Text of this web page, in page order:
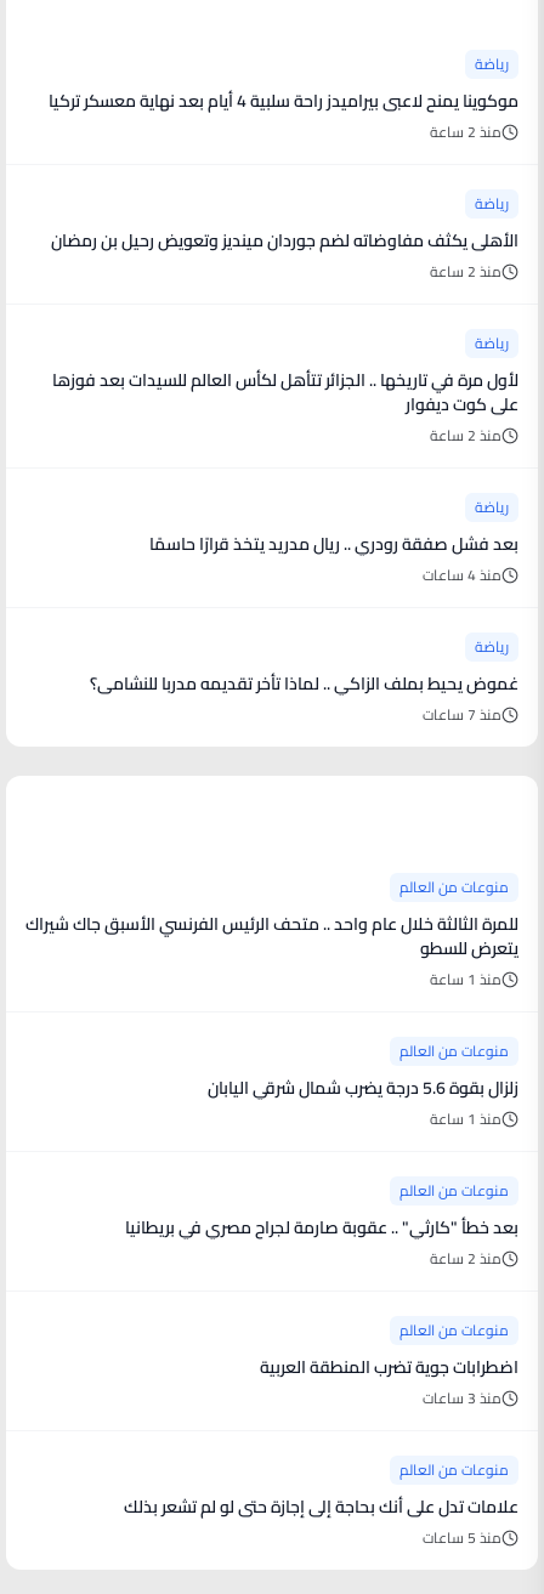
رياضة
موكوينا يمنح لاعبى بيراميدز راحة سلبية 4 أيام بعد نهاية معسكر تركيا
منذ 2 ساعة
رياضة
الأهلى يكثف مفاوضاته لضم جوردان مينديز وتعويض رحيل بن رمضان
منذ 2 ساعة
رياضة
لأول مرة في تاريخها .. الجزائر تتأهل لكأس العالم للسيدات بعد فوزها
على كوت ديفوار
منذ 2 ساعة
رياضة
بعد فشل صفقة رودري .. ريال مدريد يتخذ قرارًا حاسمًا
منذ 4 ساعات
رياضة
غموض يحيط بملف الزاكي .. لماذا تأخر تقديمه مدربا للنشامى؟
منذ 7 ساعات
منوعات من العالم
للمرة الثالثة خلال عام واحد .. متحف الرئيس الفرنسي الأسبق جاك شيراك
يتعرض للسطو
منذ 1 ساعة
منوعات من العالم
زلزال بقوة 5.6 درجة يضرب شمال شرقي اليابان
منذ 1 ساعة
منوعات من العالم
بعد خطأ "كارثي" .. عقوبة صارمة لجراح مصري في بريطانيا
منذ 2 ساعة
منوعات من العالم
اضطرابات جوية تضرب المنطقة العربية
منذ 3 ساعات
منوعات من العالم
علامات تدل على أنك بحاجة إلى إجازة حتى لو لم تشعر بذلك
منذ 5 ساعات